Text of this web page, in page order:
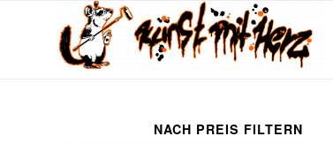
NACH PREIS FILTERN